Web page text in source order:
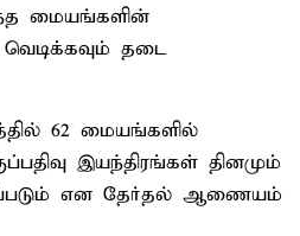
மையங்களின்
வெடிக்கவும் தடை
62 மையங்களில்
இயந்திரங்கள் தினமும்
என தேர்தல் ஆணையம்